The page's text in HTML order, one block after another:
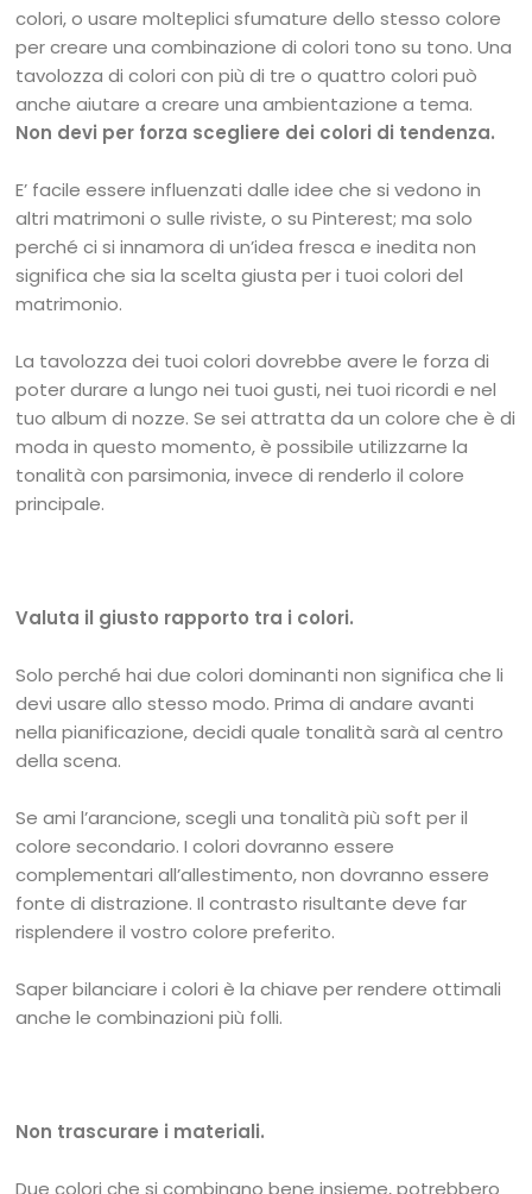
colori, o usare molteplici sfumature dello stesso colore
per creare una combinazione di colori tono su tono. Una
tavolozza di colori con più di tre o quattro colori può
anche aiutare a creare una ambientazione a tema.
Non devi per forza scegliere dei colori di tendenza.
E’ facile essere influenzati dalle idee che si vedono in
altri matrimoni o sulle riviste, o su Pinterest; ma solo
perché ci si innamora di un’idea fresca e inedita non
significa che sia la scelta giusta per i tuoi colori del
matrimonio.
La tavolozza dei tuoi colori dovrebbe avere le forza di
poter durare a lungo nei tuoi gusti, nei tuoi ricordi e nel
tuo album di nozze. Se sei attratta da un colore che è di
moda in questo momento, è possibile utilizzarne la
tonalità con parsimonia, invece di renderlo il colore
principale.
Valuta il giusto rapporto tra i colori.
Solo perché hai due colori dominanti non significa che li
devi usare allo stesso modo. Prima di andare avanti
nella pianificazione, decidi quale tonalità sarà al centro
della scena.
Se ami l’arancione, scegli una tonalità più soft per il
colore secondario. I colori dovranno essere
complementari all’allestimento, non dovranno essere
fonte di distrazione. Il contrasto risultante deve far
risplendere il vostro colore preferito.
Saper bilanciare i colori è la chiave per rendere ottimali
anche le combinazioni più folli.
Non trascurare i materiali.
Due colori che si combinano bene insieme, potrebbero